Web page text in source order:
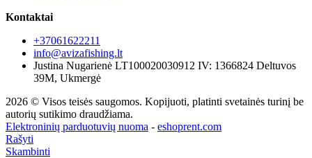
Kontaktai
+37061622211
info@avizafishing.lt
Justina Nugarienė LT100020030912 IV: 1366824 Deltuvos
39M, Ukmergė
2026 © Visos teisės saugomos. Kopijuoti, platinti svetainės turinį be
autorių sutikimo draudžiama.
Elektroninių parduotuvių nuoma - eshoprent.com
Rašyti
Skambinti